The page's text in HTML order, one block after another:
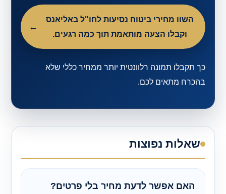
השוו מחירי ביטוח נסיעות לחו"ל באליאנס
וקבלו הצעה מותאמת תוך כמה רגעים.
כך תקבלו תמונה רלוונטית יותר ממחיר כללי שלא
בהכרח מתאים לכם.
שאלות נפוצות
האם אפשר לדעת מחיר בלי פרטים?